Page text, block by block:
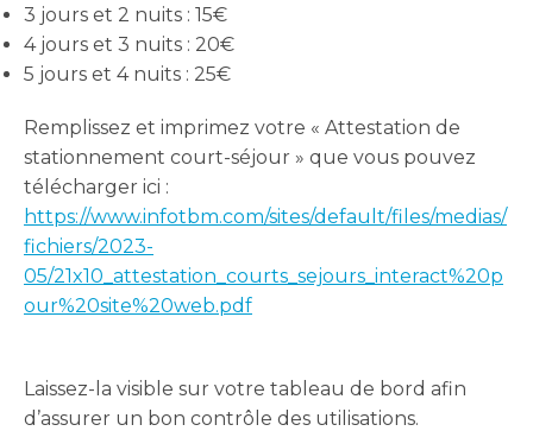
3 jours et 2 nuits : 15€
4 jours et 3 nuits : 20€
5 jours et 4 nuits : 25€
Remplissez et imprimez votre « Attestation de
stationnement court-séjour » que vous pouvez
télécharger ici :
https://www.infotbm.com/sites/default/files/medias/
fichiers/2023-
05/21x10_attestation_courts_sejours_interact%20p
our%20site%20web.pdf
Laissez-la visible sur votre tableau de bord afin
d’assurer un bon contrôle des utilisations.